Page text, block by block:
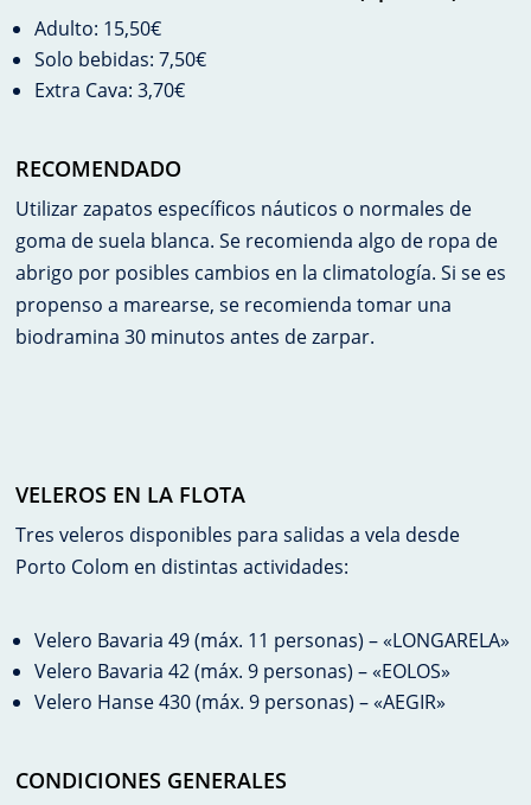
Adulto: 15,50€
Solo bebidas: 7,50€
Extra Cava: 3,70€
RECOMENDADO
Utilizar zapatos específicos náuticos o normales de
goma de suela blanca. Se recomienda algo de ropa de
abrigo por posibles cambios en la climatología. Si se es
propenso a marearse, se recomienda tomar una
biodramina 30 minutos antes de zarpar.
VELEROS EN LA FLOTA
Tres veleros disponibles para salidas a vela desde
Porto Colom en distintas actividades:
Velero Bavaria 49 (máx. 11 personas) – «LONGARELA»
Velero Bavaria 42 (máx. 9 personas) – «EOLOS»
Velero Hanse 430 (máx. 9 personas) – «AEGIR»
CONDICIONES GENERALES